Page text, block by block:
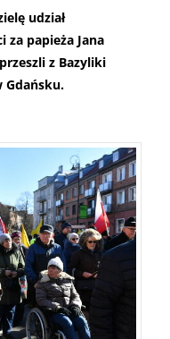
udział
za papieża Jana
z Bazyliki
Gdańsku.